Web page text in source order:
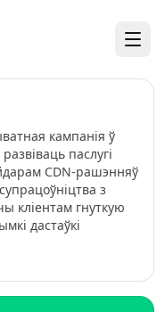
кампанія ў
паслугі
CDN‑рашэнняў
з
кліентам гнуткую
дастаўкі